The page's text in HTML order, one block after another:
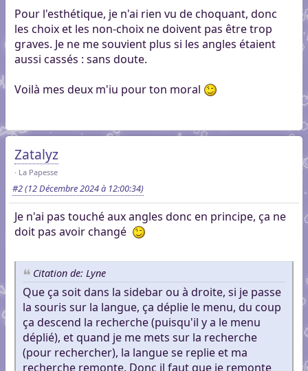
Pour l'esthétique, je n'ai rien vu de choquant, donc
les choix et les non-choix ne doivent pas être trop
graves. Je ne me souvient plus si les angles étaient
aussi cassés : sans doute.
Voilà mes deux m'iu pour ton moral
Zatalyz
La Papesse
#2(12 Décembre 2024 à 12:00:34)
Je n'ai pas touché aux angles donc en principe, ça ne
doit pas avoir changé
Citation de: Lyne
Que ça soit dans la sidebar ou à droite, si je passe
la souris sur la langue, ça déplie le menu, du coup
ça descend la recherche (puisqu'il y a le menu
déplié), et quand je me mets sur la recherche
(pour rechercher), la langue se replie et ma
recherche remonte. Donc il faut que je remonte